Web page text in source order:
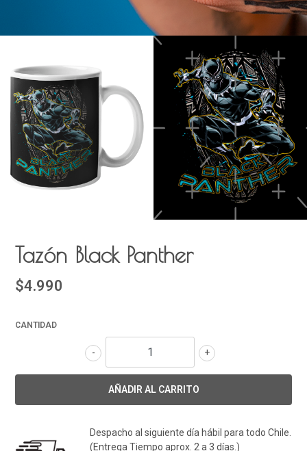
Tazón Black Panther
$4.990
CANTIDAD
+
-
Despacho al siguiente día hábil para todo Chile.
(Entrega Tiempo aprox. 2 a 3 días.)